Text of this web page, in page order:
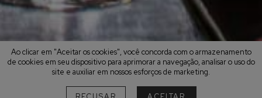
Ao clicar em "Aceitar os cookies", você concorda com o armazenamento
de cookies em seu dispositivo para aprimorar a navegação, analisar o uso do
site e auxiliar em nossos esforços de marketing.